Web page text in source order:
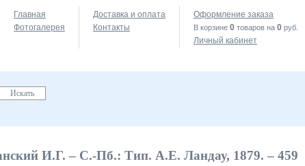
Главная
Фотогалерея
Доставка и оплата
Контакты
Оформление заказа
В корзине 0 товаров на 0 руб.
Личный кабинет
И.Г. – С.-Пб.: Тип. А.Е. Ландау, 1879. – 459